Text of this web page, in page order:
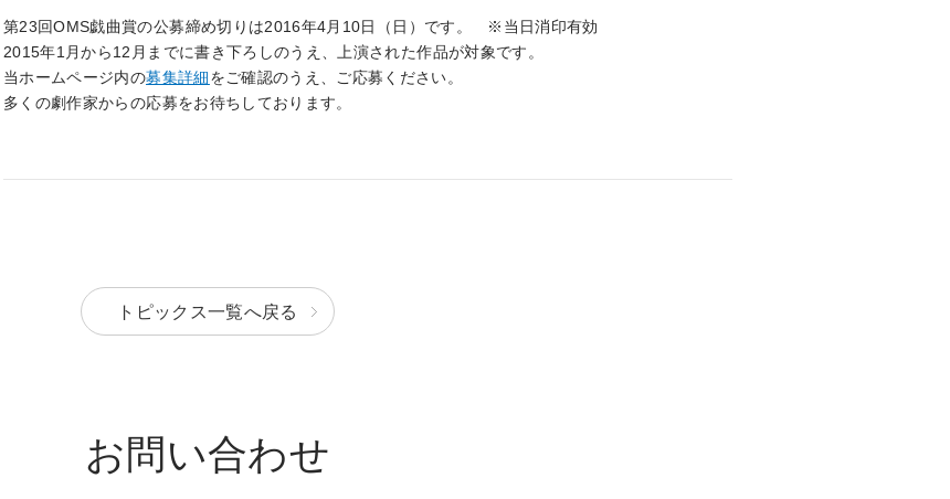
事情報
給
第23回OMS戯曲賞の公募締め切りは2016年4月10日（日）です。 ※当日消印有効
2015年1月から12月までに書き下ろしのうえ、上演された作品が対象です。
当ホームページ内の募集詳細をご確認のうえ、ご応募ください。
多くの劇作家からの応募をお待ちしております。
トピックス一覧へ戻る
お問い合わせ